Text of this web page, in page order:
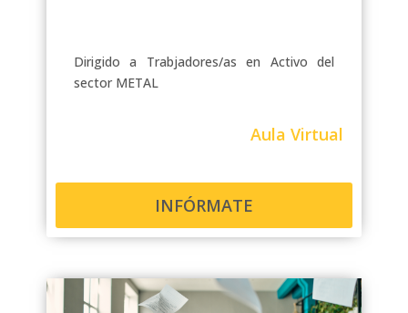
Dirigido a Trabjadores/as en Activo del
sector METAL
Aula Virtual
INFÓRMATE